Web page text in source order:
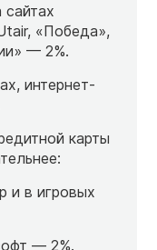
«Победа»,
— 2%.
интернет-
карты
и в игровых
— 2%.